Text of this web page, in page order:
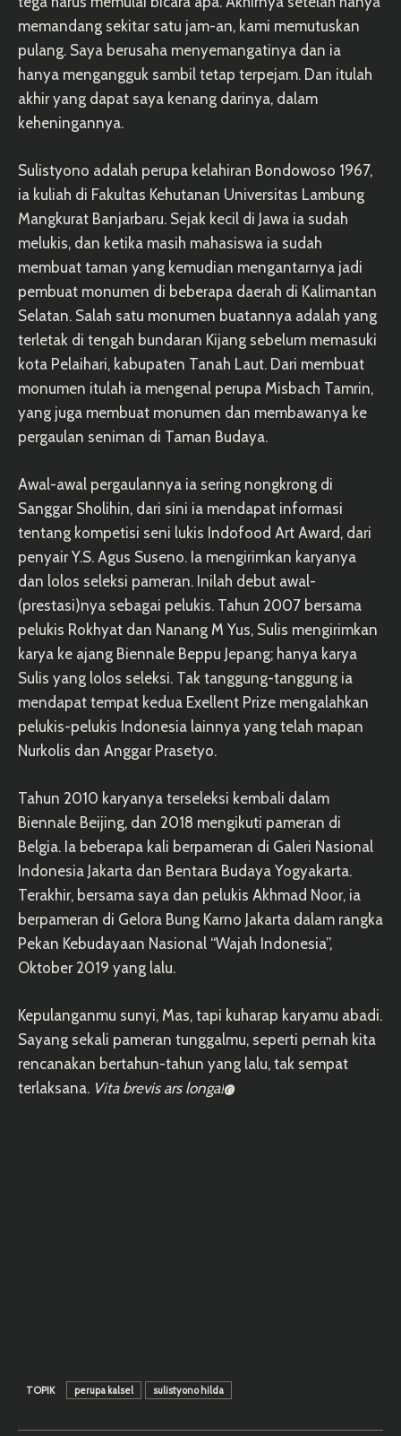
memandang sekitar satu jam-an, kami memutuskan
pulang. Saya berusaha menyemangatinya dan ia
hanya mengangguk sambil tetap terpejam. Dan itulah
akhir yang dapat saya kenang darinya, dalam
keheningannya.
Sulistyono adalah perupa kelahiran Bondowoso 1967,
ia kuliah di Fakultas Kehutanan Universitas Lambung
Mangkurat Banjarbaru. Sejak kecil di Jawa ia sudah
melukis, dan ketika masih mahasiswa ia sudah
membuat taman yang kemudian mengantarnya jadi
pembuat monumen di beberapa daerah di Kalimantan
Selatan. Salah satu monumen buatannya adalah yang
terletak di tengah bundaran Kijang sebelum memasuki
kota Pelaihari, kabupaten Tanah Laut. Dari membuat
monumen itulah ia mengenal perupa Misbach Tamrin,
yang juga membuat monumen dan membawanya ke
pergaulan seniman di Taman Budaya.
Awal-awal pergaulannya ia sering nongkrong di
Sanggar Sholihin, dari sini ia mendapat informasi
tentang kompetisi seni lukis Indofood Art Award, dari
penyair Y.S. Agus Suseno. Ia mengirimkan karyanya
dan lolos seleksi pameran. Inilah debut awal-
(prestasi)nya sebagai pelukis. Tahun 2007 bersama
pelukis Rokhyat dan Nanang M Yus, Sulis mengirimkan
karya ke ajang Biennale Beppu Jepang; hanya karya
Sulis yang lolos seleksi. Tak tanggung-tanggung ia
mendapat tempat kedua Exellent Prize mengalahkan
pelukis-pelukis Indonesia lainnya yang telah mapan
Nurkolis dan Anggar Prasetyo.
Tahun 2010 karyanya terseleksi kembali dalam
Biennale Beijing, dan 2018 mengikuti pameran di
Belgia. Ia beberapa kali berpameran di Galeri Nasional
Indonesia Jakarta dan Bentara Budaya Yogyakarta.
Terakhir, bersama saya dan pelukis Akhmad Noor, ia
berpameran di Gelora Bung Karno Jakarta dalam rangka
Pekan Kebudayaan Nasional “Wajah Indonesia”,
Oktober 2019 yang lalu.
Kepulanganmu sunyi, Mas, tapi kuharap karyamu abadi.
Sayang sekali pameran tunggalmu, seperti pernah kita
rencanakan bertahun-tahun yang lalu, tak sempat
terlaksana. Vita brevis ars longa!@
TOPIK perupa kalsel sulistyono hilda